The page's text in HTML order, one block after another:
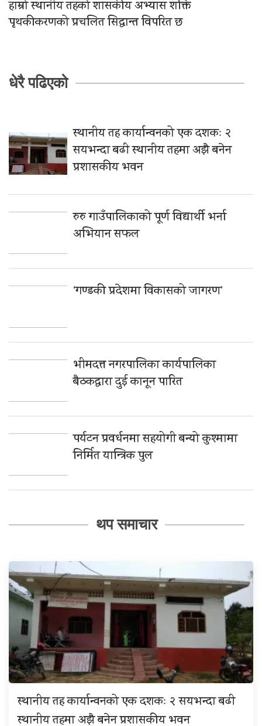
हाम्रो स्थानीय तहको शासकीय अभ्यास शक्ति
पृथकीकरणको प्रचलित सिद्धान्त विपरित छ
धेरै पढिएको
स्थानीय तह कार्यान्वनको एक दशकः २
सयभन्दा बढी स्थानीय तहमा अझै बनेन
प्रशासकीय भवन
रुरु गाउँपालिकाको पूर्ण विद्यार्थी भर्ना
अभियान सफल
‘गण्डकी प्रदेशमा विकासको जागरण’
भीमदत्त नगरपालिका कार्यपालिका
बैठकद्वारा दुई कानून पारित
पर्यटन प्रवर्धनमा सहयोगी बन्यो कुश्मामा
निर्मित यान्त्रिक पुल
थप समाचार
स्थानीय तह कार्यान्वनको एक दशकः २ सयभन्दा बढी
स्थानीय तहमा अझै बनेन प्रशासकीय भवन